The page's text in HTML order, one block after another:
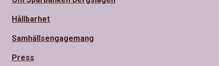
Hållbarhet
Samhällsengagemang
Press